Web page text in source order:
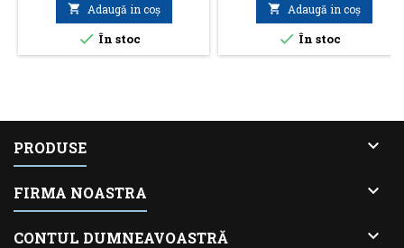
 Adaugă in coş
 În stoc
 Adaugă in coş
 În stoc
PRODUSE 
FIRMA NOASTRA 
CONTUL DUMNEAVOASTRĂ 